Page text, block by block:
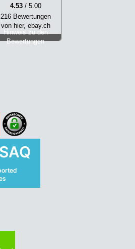
4.53 / 5.00
216 Bewertungen
von hier, ebay.ch
Hinweis zu den
Bewertungen